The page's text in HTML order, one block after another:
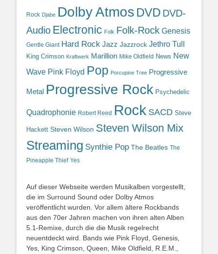
Rock Djabe Dolby Atmos DVD DVD-
Audio Electronic Folk Folk-Rock Genesis
Gentle Giant Hard Rock Jazz Jazzrock Jethro Tull
King Crimson Kraftwerk Marillion Mike Oldfield News New
Wave Pink Floyd Pop Porcupine Tree Progressive
Metal Progressive Rock Psychedelic
Quadrophonie Robert Reed Rock SACD Steve
Hackett Steven Wilson Steven Wilson Mix
Streaming Synthie Pop The Beatles The
Pineapple Thief Yes
Auf dieser Webseite werden Musikalben vorgestellt,
die im Surround Sound oder Dolby Atmos
veröffentlicht wurden. Vor allem ältere Rockbands
aus den 70er Jahren machen von ihren alten Alben
5.1-Remixe, durch die die Musik regelrecht
neuentdeckt wird. Bands wie Pink Floyd, Genesis,
Yes, King Crimson, Queen, Mike Oldfield, R.E.M.,